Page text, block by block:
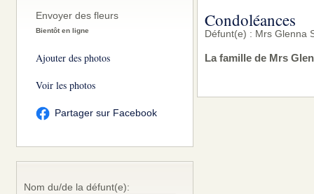
Envoyer des fleurs
Bientôt en ligne
Ajouter des photos
Voir les photos
Partager sur Facebook
Nom du/de la défunt(e):
Condoléances
Défunt(e) : Mrs Glenna
La famille de Mrs